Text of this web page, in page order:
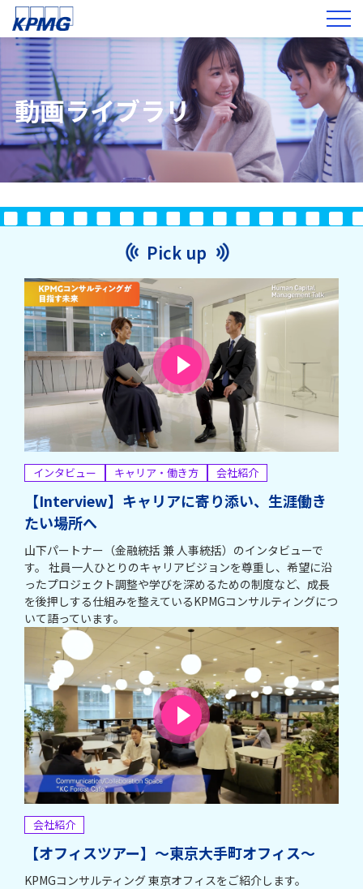
動画ライブラリ
Pick up
インタビュー キャリア・働き方 会社紹介
【Interview】キャリアに寄り添い、生涯働き
たい場所へ
山下パートナー（金融統括 兼 人事統括）のインタビューで
す。 社員一人ひとりのキャリアビジョンを尊重し、希望に沿
ったプロジェクト調整や学びを深めるための制度など、成長
を後押しする仕組みを整えているKPMGコンサルティングにつ
いて語っています。
会社紹介
【オフィスツアー】～東京大手町オフィス～
KPMGコンサルティング 東京オフィスをご紹介します。